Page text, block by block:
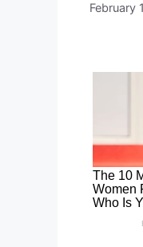
February